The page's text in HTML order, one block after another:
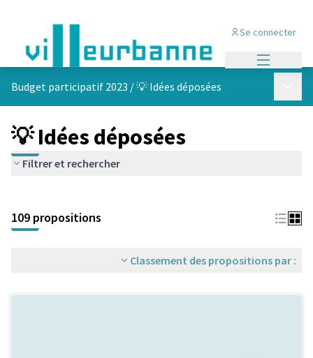
Se connecter
Budget participatif 2023 /💡 Idées déposées
💡 Idées déposées
Filtrer et rechercher
+
−
109 propositions
Classement des propositions par :